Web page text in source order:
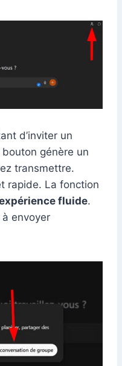
d’inviter un
génère un
transmettre.
rapide. La fonction
fluide.
envoyer